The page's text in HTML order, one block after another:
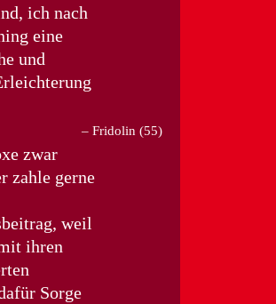
ich nach
eine
und
Fridolin (55)
zwar
zahle gerne
weil
ihren
Sorge